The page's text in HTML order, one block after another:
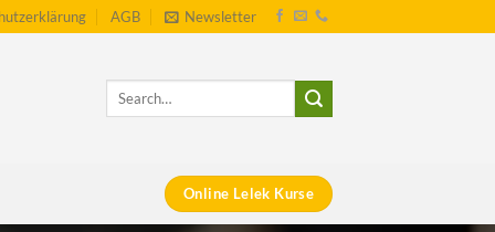
AGB Newsletter
Online Lelek Kurse